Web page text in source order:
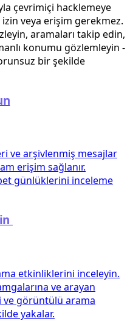
çevrimiçi hacklemeye
izin veya erişim gerekmez.
aramaları takip edin,
konumu gözlemleyin -
bir şekilde
ve arşivlenmiş mesajlar
erişim sağlanır.
günlüklerini inceleme
etkinliklerini inceleyin.
ve arayan
ve görüntülü arama
yakalar.